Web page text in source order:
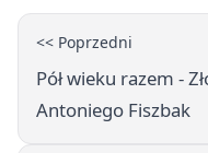
<< Poprzedni
Pół wieku razem -
Antoniego Fiszbak